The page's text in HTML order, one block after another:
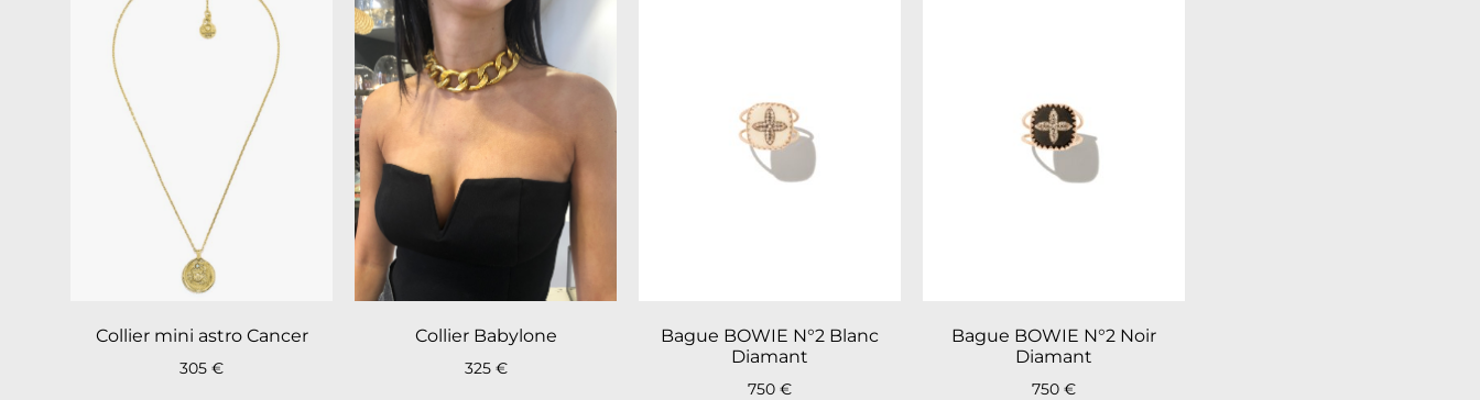
Collier mini astro Cancer
305 €
Collier Babylone
325 €
Bague BOWIE N°2 Blanc
Diamant
750 €
Bague BOWIE N°2 Noir
Diamant
750 €